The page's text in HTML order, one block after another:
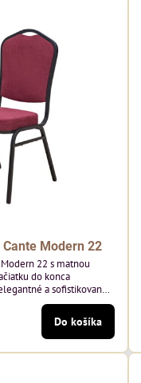
Modern 22
22 s matnou
do konca
a sofistikované
Má matný čierny rám a
Soro 68 od poľskej
s mäkkým
kombinuje klasický
Je odolná,
Do košíka